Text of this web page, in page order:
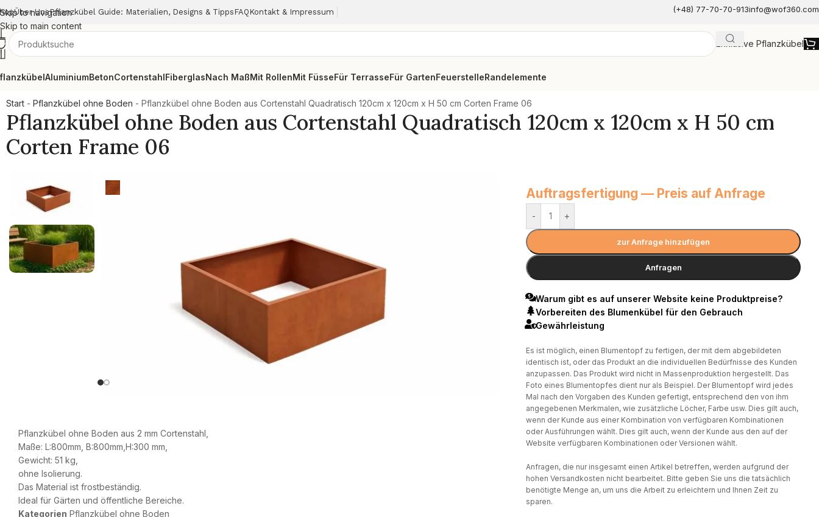
Skip to navigation
Skip to main content
Über UnsPflanzkübel Guide: Materialien, Designs & Tipps FAQ Kontakt & Impressum (+48) 77-70-70-913info@wof360.com
Exklusive Pflanzkübel
AluminiumBetonCortenstahlFiberglasNach MaßMit RollenMit FüsseFür TerrasseFür GartenFeuerstelleRandelemente
Start - Pflanzkübel ohne Boden - Pflanzkübel ohne Boden aus Cortenstahl Quadratisch 120cm x 120cm x H 50 cm Corten Frame 06
Pflanzkübel ohne Boden aus Cortenstahl Quadratisch 120cm x 120cm x H 50 cm
Corten Frame 06
Pflanzkübel ohne Boden aus 2 mm Cortenstahl,
Maße: L:800mm, B:800mm,H:300 mm,
Gewicht: 51 kg,
ohne Isolierung.
Das Material ist frostbeständig.
Ideal für Gärten und öffentliche Bereiche.
Kategorien Pflanzkübel ohne Boden
Auftragsfertigung — Preis auf Anfrage
- +
zur Anfrage hinzufügen
Anfragen
Warum gibt es auf unserer Website keine Produktpreise?
Vorbereiten des Blumenkübel für den Gebrauch
Gewährleistung
Es ist möglich, einen Blumentopf zu fertigen, der mit dem abgebildeten
identisch ist, oder das Produkt an die individuellen Bedürfnisse des Kunden
anzupassen. Das Produkt wird nicht in Massenproduktion hergestellt. Das
Foto eines Blumentopfes dient nur als Beispiel. Der Blumentopf wird jedes
Mal nach den Vorgaben des Kunden gefertigt, entsprechend den von ihm
angegebenen Merkmalen, wie zusätzliche Löcher, Farbe usw. Dies gilt auch,
wenn der Kunde aus einer Kombination von verfügbaren Kombinationen
oder Ausführungen wählt. Dies gilt auch, wenn der Kunde aus den auf der
Website verfügbaren Kombinationen oder Versionen wählt.
Anfragen, die nur insgesamt einen Artikel betreffen, werden aufgrund der
hohen Versandkosten nicht bearbeitet. Bitte geben Sie uns die tatsächlich
benötigte Menge an, um uns die Arbeit zu erleichtern und Ihnen Zeit zu
sparen.